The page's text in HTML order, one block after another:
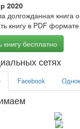
2020
долгожданная книга
книгу в PDF
книгу бесплатно
сетях
Facebook